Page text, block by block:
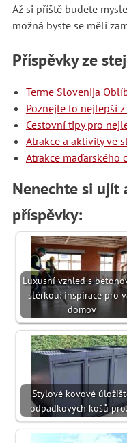
Až si příště budete
možná byste se měli
Příspěvky ze
Terme Slovenija
Poznejte to nejlepší z
Cestovní tipy pro
Atrakce a aktivity ve
Atrakce maďarského
Nenechte si ujít
příspěvky:
Luxusní vzhled s
stěrkou: inspirace pro
domov
Stylové kovové
odpadkových košů